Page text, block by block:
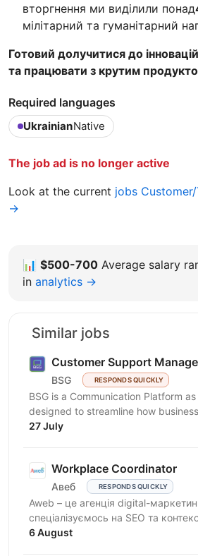
вторгнення ми виділили понад
мілітарний та гуманітарний
Готовий долучитися до
та працювати з крутим
Required languages
UkrainianNative
The job ad is no longer active
Look at the current jobs
→
📊 $500-700 Average salary
in analytics →
Similar jobs
Customer Support
BSG RESPONDS QUICKLY
BSG is a Communication Platform
designed to streamline how
customers across multiple channels.
27 July
Workplace Coordinator
Авеб RESPONDS QUICKLY
Aweb – це агенція digital-
спеціалізуємось на SEO та
працюємо із середнім бізнесом, як
6 August